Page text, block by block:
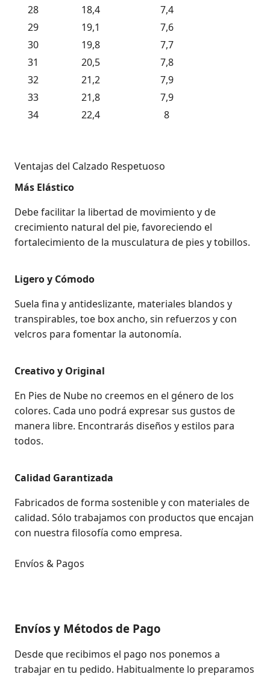
28
18,4
7,4
29
19,1
7,6
30
19,8
7,7
31
20,5
7,8
32
21,2
7,9
33
21,8
7,9
34
22,4 8
Ventajas del Calzado Respetuoso
Más Elástico
Debe facilitar la libertad de movimiento y de
crecimiento natural del pie, favoreciendo el
fortalecimiento de la musculatura de pies y tobillos.
Ligero y Cómodo
Suela fina y antideslizante, materiales blandos y
transpirables, toe box ancho, sin refuerzos y con
velcros para fomentar la autonomía.
Creativo y Original
En Pies de Nube no creemos en el género de los
colores. Cada uno podrá expresar sus gustos de
manera libre. Encontrarás diseños y estilos para
todos.
Calidad Garantizada
Fabricados de forma sostenible y con materiales de
calidad. Sólo trabajamos con productos que encajan
con nuestra filosofía como empresa.
Envíos & Pagos
Envíos y Métodos de Pago
Desde que recibimos el pago nos ponemos a
trabajar en tu pedido. Habitualmente lo preparamos